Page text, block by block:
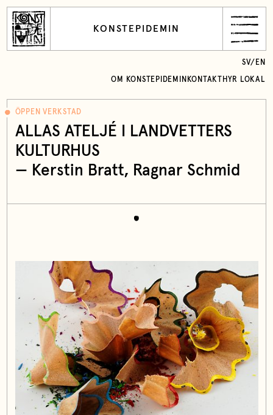
KONSTEPIDEMIN
OM KONSTEPIDEMIN KONTAKT HYR LOKAL
SV/ EN
ÖPPEN VERKSTAD
ALLAS ATELJÉ I LANDVETTERS
KULTURHUS
— Kerstin Bratt, Ragnar Schmid